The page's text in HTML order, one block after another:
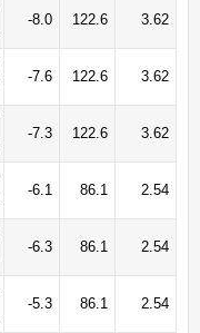
-8.0 122.6 3.62
-7.6 122.6 3.62
-7.3 122.6 3.62
-6.1 86.1 2.54
-6.3 86.1 2.54
-5.3 86.1 2.54